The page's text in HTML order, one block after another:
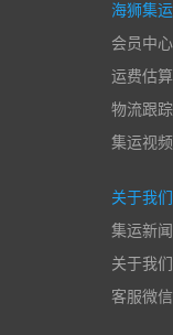
海狮集运
会员中心
运费估算
物流跟踪
集运视频
关于我们
集运新闻
关于我们
客服微信